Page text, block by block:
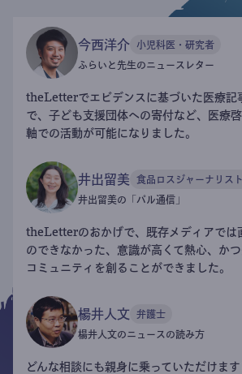
今西洋介 小児科医・研究者
ふらいと先生のニュースレター
theLetterでエビデンスに基づいた医療記
で、子ども支援団体への寄付など、医療
軸での活動が可能になりました。
井出留美 食品ロスジャーナリスト
井出留美の「パル通信」
theLetterのおかげで、既存メディアでは
のできなかった、意識が高くて熱心、か
コミュニティを創ることができました。
楊井人文 弁護士
楊井人文のニュースの読み方
どんな相談にも親身に乗っていただけま